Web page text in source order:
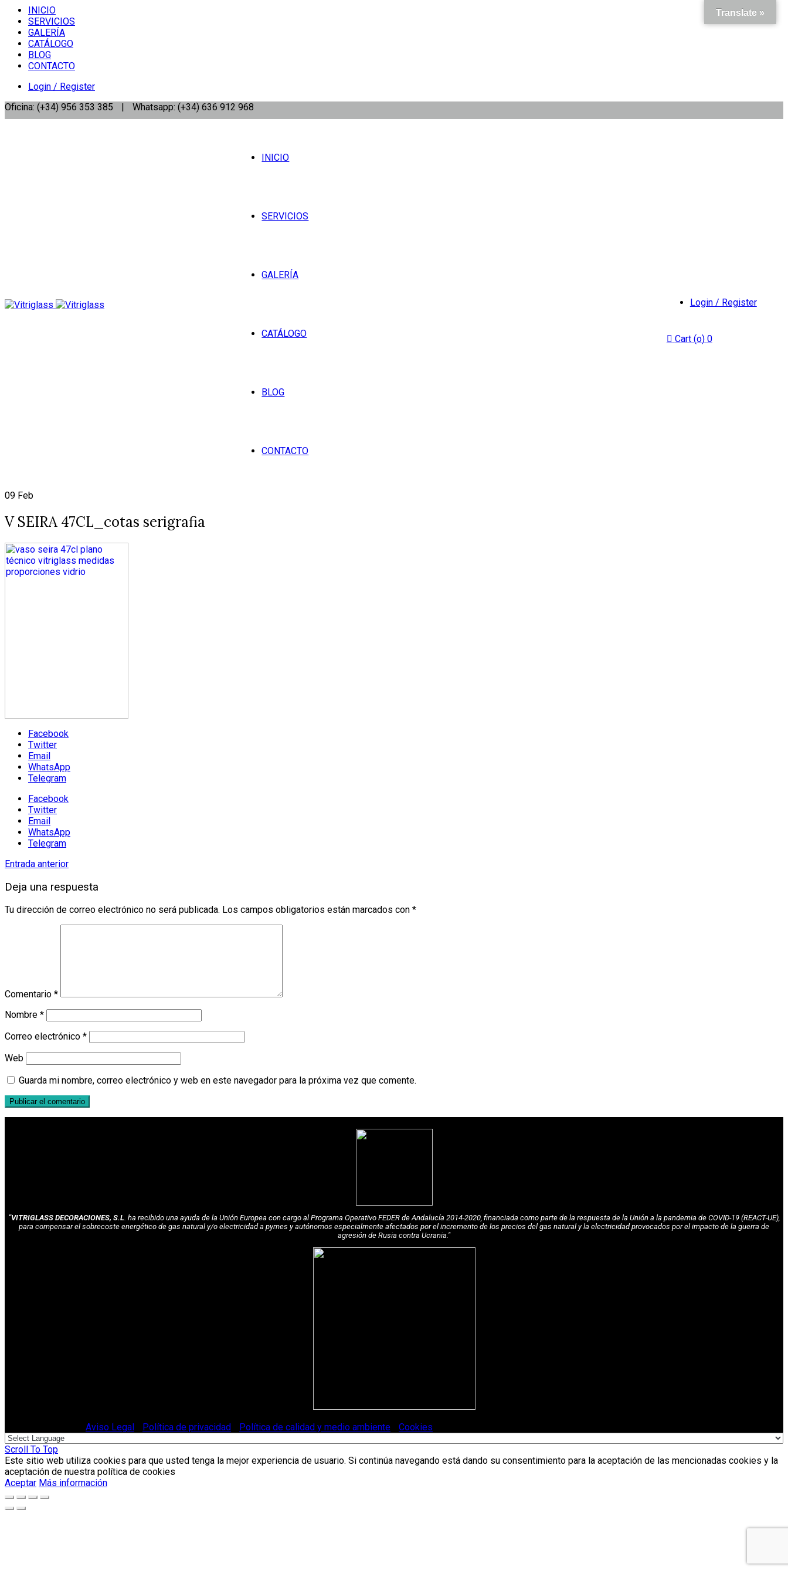
INICIO
SERVICIOS
GALERÍA
CATÁLOGO
BLOG
CONTACTO
Login / Register
Oficina: (+34) 956 353 385
| Whatsapp: (+34) 636 912 968
INICIO
SERVICIOS
GALERÍA
CATÁLOGO
BLOG
CONTACTO
Login / Register
Cart (o) 0
09 Feb
V SEIRA 47CL_cotas serigrafia
Facebook
Twitter
Email
WhatsApp
Telegram
Facebook
Twitter
Email
WhatsApp
Telegram
Entrada anterior
Deja una respuesta
Tu dirección de correo electrónico no será publicada. Los campos obligatorios están marcados con *
Comentario *
Nombre *
Correo electrónico *
Web
Guarda mi nombre, correo electrónico y web en este navegador para la próxima vez que comente.
"VITRIGLASS DECORACIONES, S.L. ha recibido una ayuda de la Unión Europea con cargo al Programa Operativo FEDER de Andalucía 2014-2020, financiada como parte de la respuesta de la Unión a la pandemia de COVID-19 (REACT-UE),
para compensar el sobrecoste energético de gas natural y/o electricidad a pymes y autónomos especialmente afectados por el incremento de los precios del gas natural y la electricidad provocados por el impacto de la guerra de
agresión de Rusia contra Ucrania."
Aviso Legal Política de privacidad Política de calidad y medio ambiente Cookies
Translate »
Scroll To Top
Este sitio web utiliza cookies para que usted tenga la mejor experiencia de usuario. Si continúa navegando está dando su consentimiento para la aceptación de las mencionadas cookies y la
aceptación de nuestra política de cookies
Aceptar Más información